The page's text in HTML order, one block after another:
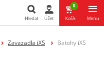
Hledat
Hledat Účet
0
Košík Menu
Zavazadla iXS Batohy iXS